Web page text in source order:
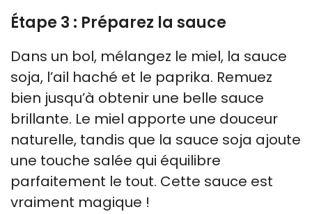
Étape 3 : Préparez la sauce
Dans un bol, mélangez le miel, la sauce
soja, l’ail haché et le paprika. Remuez
bien jusqu’à obtenir une belle sauce
brillante. Le miel apporte une douceur
naturelle, tandis que la sauce soja ajoute
une touche salée qui équilibre
parfaitement le tout. Cette sauce est
vraiment magique !